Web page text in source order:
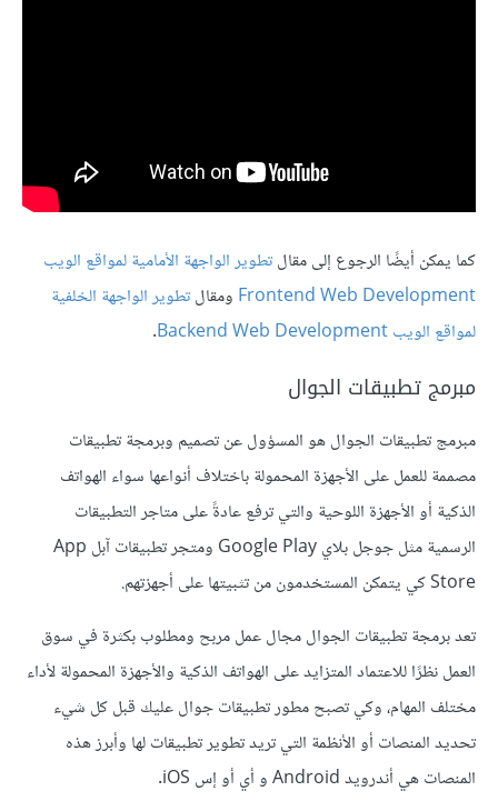
كما يمكن أيضًا الرجوع إلى مقالتطوير الواجهة الأمامية لمواقع الويب
Frontend Web Development ومقالتطوير الواجهة الخلفية
لمواقع الويب Backend Web Development
.
مبرمج تطبيقات الجوال
مبرمج تطبيقات الجوال هو المسؤول عن تصميم وبرمجة تطبيقات
مصممة للعمل على الأجهزة المحمولة باختلاف أنواعها سواء الهواتف
الذكية أو الأجهزة اللوحية والتي ترفع عادةً على متاجر التطبيقات
الرسمية مثل جوجل بلاي Google Play ومتجر تطبيقات آبل App
Store كي يتمكن المستخدمون من تثبيتها على أجهزتهم.
تعد برمجة تطبيقات الجوال مجال عمل مربح ومطلوب بكثرة في سوق
العمل نظرًا للاعتماد المتزايد على الهواتف الذكية والأجهزة المحمولة لأداء
مختلف المهام، وكي تصبح مطور تطبيقات جوال عليك قبل كل شيء
تحديد المنصات أو الأنظمة التي تريد تطوير تطبيقات لها وأبرز هذه
المنصات هي أندرويد Android و أي أو إس iOS.